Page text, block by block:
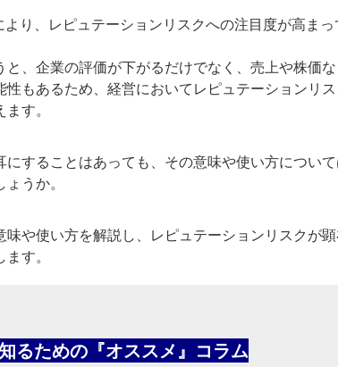
り、レピュテーションリスクへの注目度が高まっ
、企業の評価が下がるだけでなく、売上や株価
もあるため、経営においてレピュテーションリ
す。
にすることはあっても、その意味や使い方につい
うか。
や使い方を解説し、レピュテーションリスクが
す。
るための『オススメ』コラム